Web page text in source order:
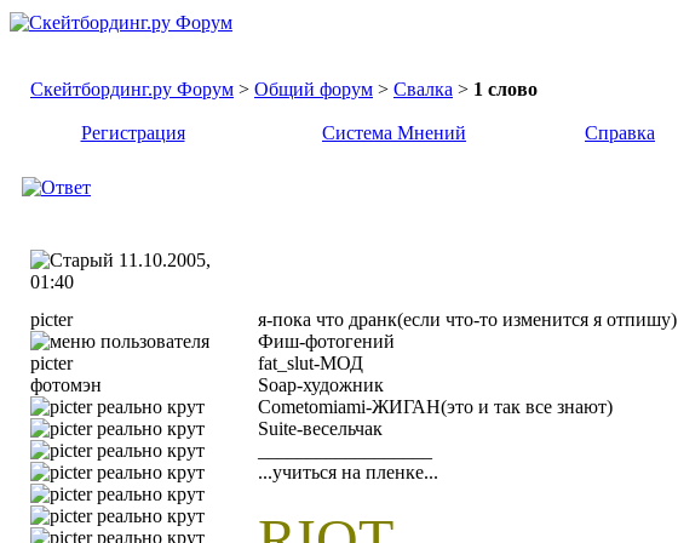
Скейтбординг.ру Форум > Общий форум > Свалка > 1 слово
Регистрация
Система Мнений Справка
11.10.2005,
01:40
picter
фотомэн
я-пока что дранк(если что-то изменится я отпишу)
Фиш-фотогений
fat_slut-МОД
Soap-художник
Cometomiami-ЖИГАН(это и так все знают)
Suite-весельчак
...учиться на пленке...